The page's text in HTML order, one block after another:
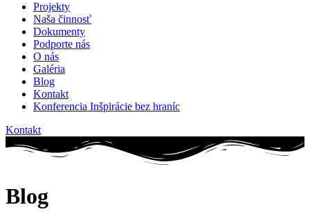
Projekty
Naša činnosť
Dokumenty
Podporte nás
O nás
Galéria
Blog
Kontakt
Konferencia Inšpirácie bez hraníc
Kontakt
Blog